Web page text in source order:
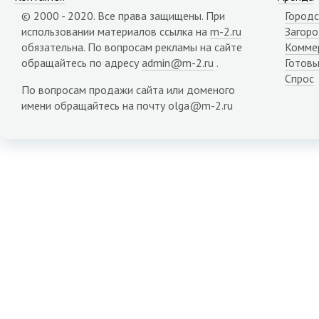
Карачаево-Черкесия республика
Карелия республика
Кемеровская область
Кировская область
Коми республика
Костромская область
Краснодарский край
© 2000 - 2020. Все права защищены. При
использовании материалов ссылка на m-2.ru
обязательна. По вопросам рекламы на сайте
обращайтесь по адресу admin@m-2.ru .
По вопросам продажи сайта или доменого
имени обращайтесь на почту olga@m-2.ru
Спрос